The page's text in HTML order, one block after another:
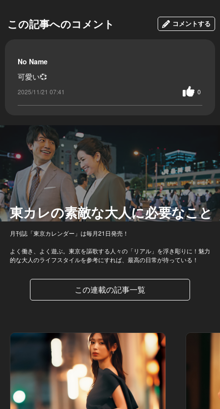
この記事へのコメント コメントする
No Name
可愛い💞
2025/11/21 07:41 0
東カレの素敵な大人に必要なこと
月刊誌「東京カレンダー」は毎月21日発売！
よく働き、よく遊ぶ。東京を謳歌する人々の「リアル」を浮き彫りに！魅力
的な大人のライフスタイルを参考にすれば、最高の日常が待っている！
この連載の記事一覧